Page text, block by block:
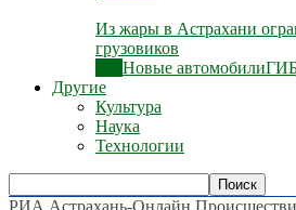
Из жары в Астрахани
грузовиков
Новые автомобили
Другие
Культура
Наука
Технологии
РИА Астрахань-Онлайн